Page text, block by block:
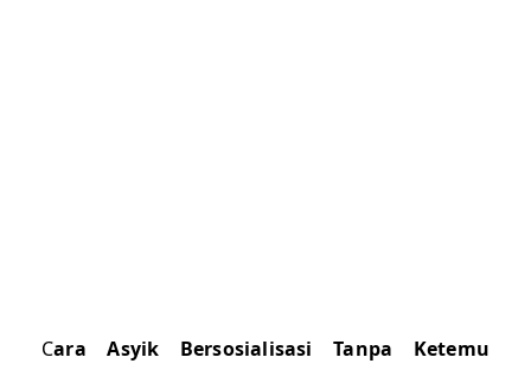
Cara Asyik Bersosialisasi Tanpa Ketemu